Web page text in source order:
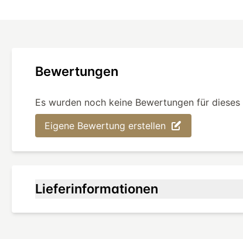
Bewertungen
Es wurden noch keine Bewertungen für
Eigene Bewertung erstellen
Lieferinformationen